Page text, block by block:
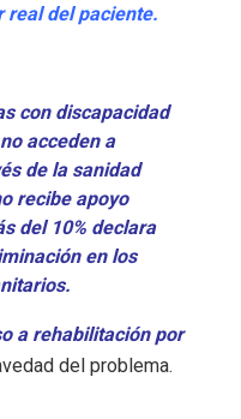
real del paciente.
con discapacidad
acceden a
de la sanidad
recibe apoyo
del 10% declara
en los
a rehabilitación por
del problema.